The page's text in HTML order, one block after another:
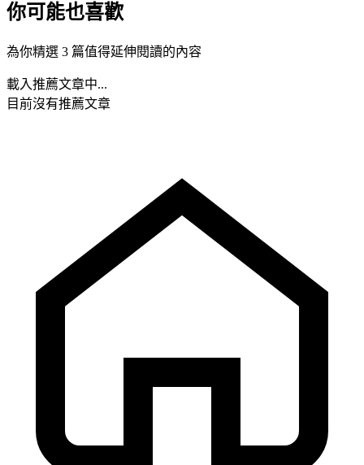
你可能也喜歡
為你精選 3 篇值得延伸閱讀的內容
載入推薦文章中...
目前沒有推薦文章